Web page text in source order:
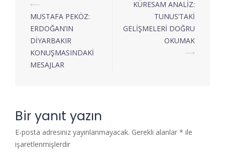
⟵
MUSTAFA PEKÖZ:
ERDOĞAN’IN
DİYARBAKIR
KONUŞMASINDAKİ
MESAJLAR
KÜRESAM ANALİZ:
TUNUS’TAKİ
GELİŞMELERİ DOĞRU
OKUMAK
⟶
Bir yanıt yazın
E-posta adresiniz yayınlanmayacak. Gerekli alanlar * ile
işaretlenmişlerdir